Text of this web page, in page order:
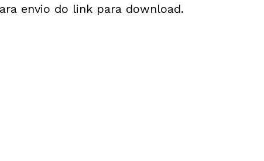
envio do link para download.